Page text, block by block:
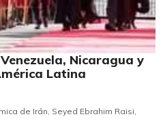
Nicaragua y
Latina
de Irán, Seyed Ebrahim Raisi,